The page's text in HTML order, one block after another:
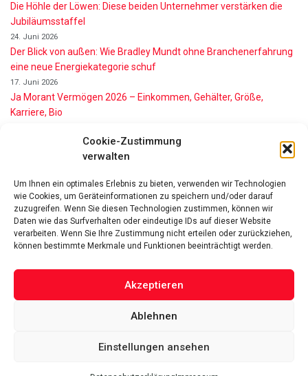
Cookie-Zustimmung
verwalten
Um Ihnen ein optimales Erlebnis zu bieten, verwenden wir Technologien
wie Cookies, um Geräteinformationen zu speichern und/oder darauf
zuzugreifen. Wenn Sie diesen Technologien zustimmen, können wir
Daten wie das Surfverhalten oder eindeutige IDs auf dieser Website
verarbeiten. Wenn Sie Ihre Zustimmung nicht erteilen oder zurückziehen,
können bestimmte Merkmale und Funktionen beeinträchtigt werden.
Akzeptieren
Ablehnen
Einstellungen ansehen
Die Höhle der Löwen: Diese beiden Unternehmer verstärken die
Jubiläumsstaffel
24. Juni 2026
Der Blick von außen: Wie Bradley Mundt ohne Branchenerfahrung
eine neue Energiekategorie schuf
17. Juni 2026
Ja Morant Vermögen 2026 – Einkommen, Gehälter, Größe,
Karriere, Bio
Alice Walton Vermögen 2026: So reich ist die Walmart-Erbin
wirklich
11. Juni 2026
Nino de Angelo Vermögen 2026 Wie Reich Ist Er?
9. Juni 2026
Das Vermögen von Promis von A bis Z
Twitter